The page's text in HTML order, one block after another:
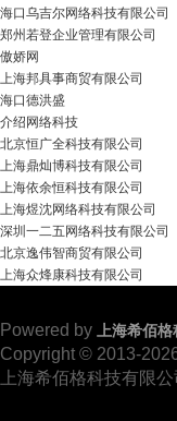
海口乌吉尔网络科技有限公司
郑州若登企业管理有限公司
傲娇网
上海邦具事商贸有限公司
海口德洪盛
介绍网络科技
北京恒广全科技有限公司
上海鼎灿博科技有限公司
上海依余恒科技有限公司
上海煜沈网络科技有限公司
深圳一二五网络科技有限公司
北京逸伟智商贸有限公司
上海众烽康科技有限公司
Powered by 上海希佰
Copyright © 2013-
上海希佰格科技有限